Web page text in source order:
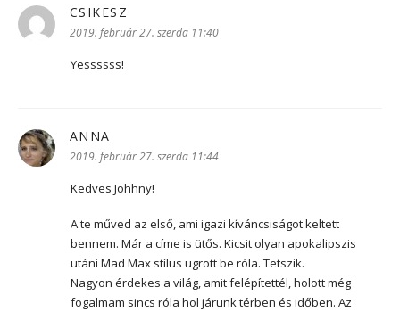
CSIKESZ
2019. február 27. szerda 11:40
Yessssss!
ANNA
2019. február 27. szerda 11:44
Kedves Johhny!
A te műved az első, ami igazi kíváncsiságot keltett
bennem. Már a címe is ütős. Kicsit olyan apokalipszis
utáni Mad Max stílus ugrott be róla. Tetszik.
Nagyon érdekes a világ, amit felépítettél, holott még
fogalmam sincs róla hol járunk térben és időben. Az